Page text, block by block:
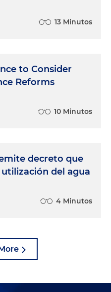
13 Minutos
to Consider
Reforms
10 Minutos
decreto que
del agua
4 Minutos